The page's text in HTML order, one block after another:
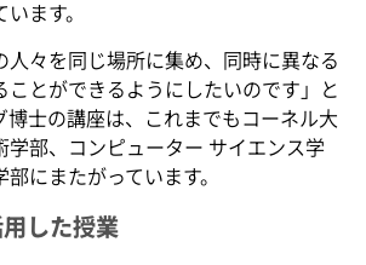
ます。
人々を同じ場所に集め、同時に異なる
ことができるようにしたいのです」と
博士の講座は、これまでもコーネル大
学部、コンピューター サイエンス学
にまたがっています。
した授業